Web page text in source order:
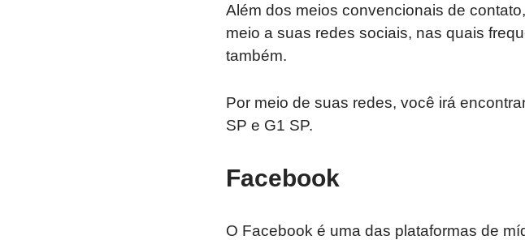
Além dos meios convencionais de
meio a suas redes sociais, nas quais
também.
Por meio de suas redes, você irá
SP e G1 SP.
Facebook
O Facebook é uma das plataformas de